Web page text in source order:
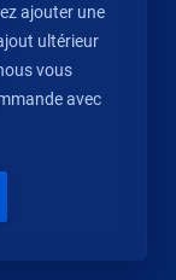
ajouter une
ultérieur
vous
avec